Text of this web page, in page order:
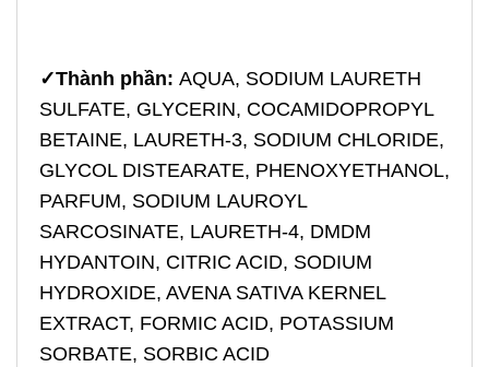
✓Thành phần: AQUA, SODIUM LAURETH
SULFATE, GLYCERIN, COCAMIDOPROPYL
BETAINE, LAURETH-3, SODIUM CHLORIDE,
GLYCOL DISTEARATE, PHENOXYETHANOL,
PARFUM, SODIUM LAUROYL
SARCOSINATE, LAURETH-4, DMDM
HYDANTOIN, CITRIC ACID, SODIUM
HYDROXIDE, AVENA SATIVA KERNEL
EXTRACT, FORMIC ACID, POTASSIUM
SORBATE, SORBIC ACID